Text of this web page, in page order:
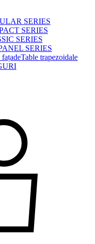
SERIES
SERIES
SERIES
SERIES
Table trapezoidale